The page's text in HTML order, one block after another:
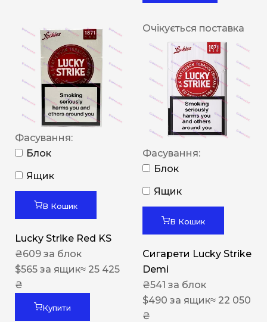
Фасування:
Блок
Ящик
В Кошик
Lucky Strike Red KS
₴609 за блок
$565 за ящик≈ 25 425
₴
Купити
Очікується поставка
Фасування:
Блок
Ящик
В Кошик
Сигарети Lucky Strike
Demi
₴541 за блок
$490 за ящик≈ 22 050
₴